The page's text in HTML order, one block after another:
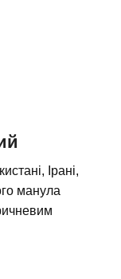
Ірані,
манула